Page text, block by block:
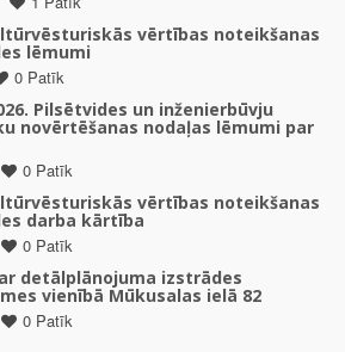
vērtības noteikšanas
lēmumi
0 Patīk
Pilsētvides un inženierbūvju
novērtēšanas nodaļas lēmumi par
0 Patīk
vērtības noteikšanas
darba kārtība
0 Patīk
detālplānojuma izstrādes
vienībā Mūkusalas ielā 82
0 Patīk